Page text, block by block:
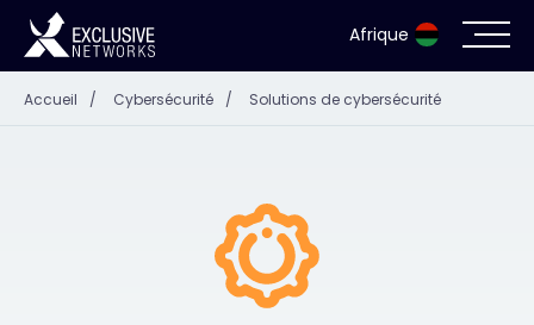
Afrique
Accueil / Cybersécurité / Solutions de cybersécurité